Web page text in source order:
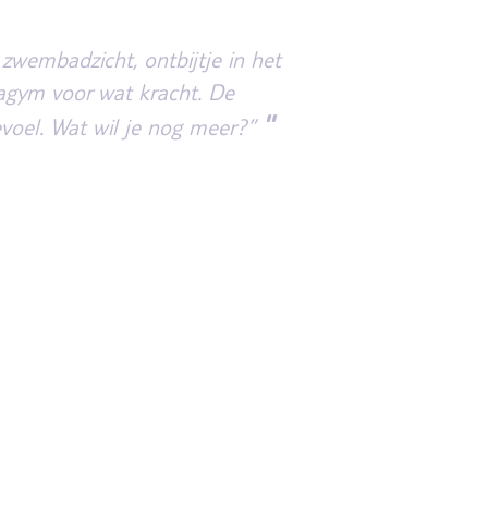
ontbijtje in het
voor wat kracht. De
Wat wil je nog meer?” "